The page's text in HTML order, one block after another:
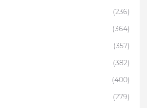
(236)
(364)
(357)
(382)
(400)
(279)